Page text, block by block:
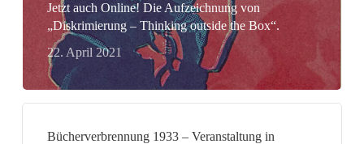
Jetzt auch Online! Die Aufzeichnung von
„Diskrimierung – Thinking outside the Box“.
22. April 2021
Bücherverbrennung 1933 – Veranstaltung in